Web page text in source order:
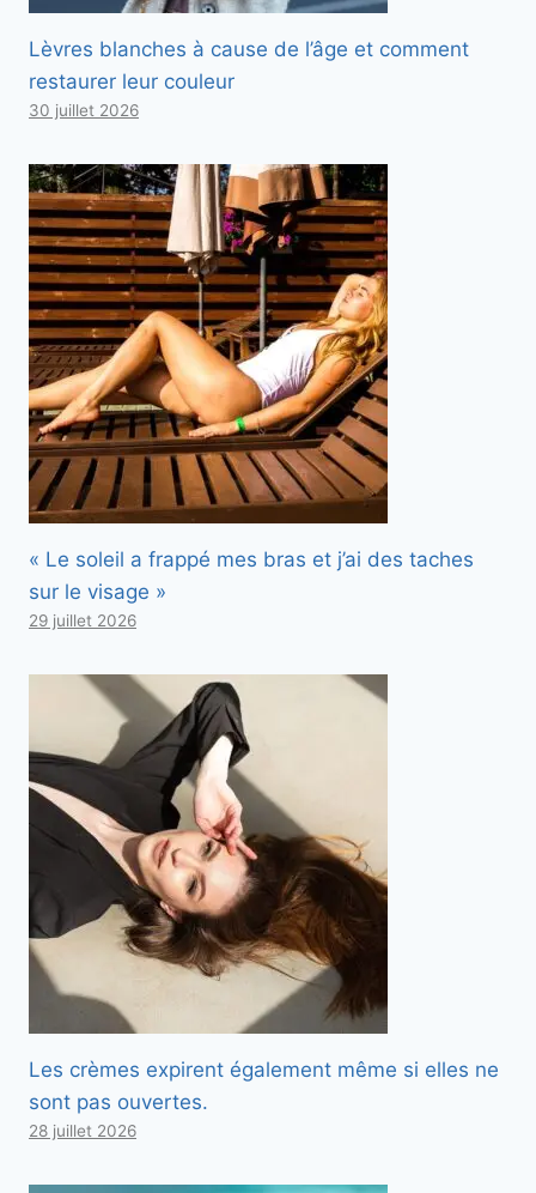
Lèvres blanches à cause de l’âge et comment
restaurer leur couleur
30 juillet 2026
« Le soleil a frappé mes bras et j’ai des taches
sur le visage »
29 juillet 2026
Les crèmes expirent également même si elles ne
sont pas ouvertes.
28 juillet 2026